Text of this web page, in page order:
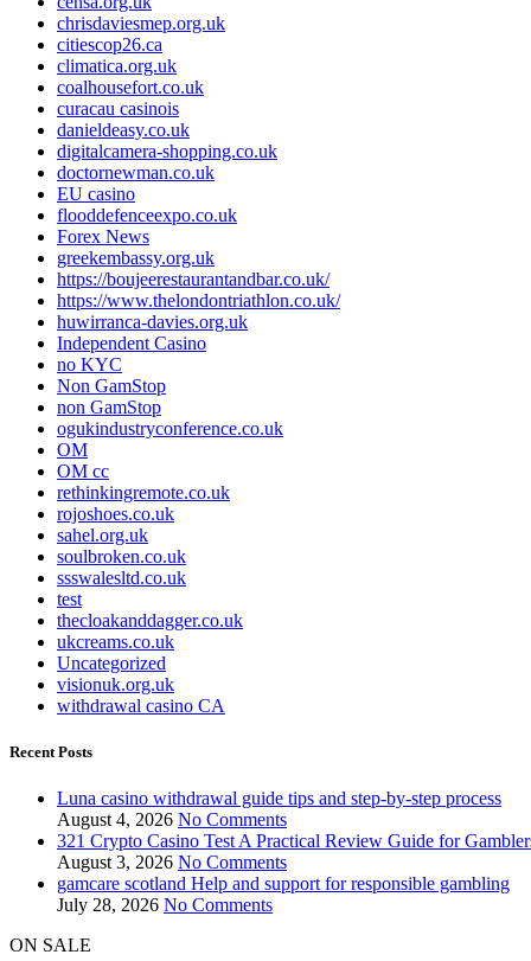
chrisdaviesmep.org.uk
citiescop26.ca
climatica.org.uk
coalhousefort.co.uk
curacau casinois
danieldeasy.co.uk
digitalcamera-shopping.co.uk
doctornewman.co.uk
EU casino
flooddefenceexpo.co.uk
Forex News
greekembassy.org.uk
https://boujeerestaurantandbar.co.uk/
https://www.thelondontriathlon.co.uk/
huwirranca-davies.org.uk
Independent Casino
no KYC
Non GamStop
non GamStop
ogukindustryconference.co.uk
OM
OM cc
rethinkingremote.co.uk
rojoshoes.co.uk
sahel.org.uk
soulbroken.co.uk
ssswalesltd.co.uk
test
thecloakanddagger.co.uk
ukcreams.co.uk
Uncategorized
visionuk.org.uk
withdrawal casino CA
Recent Posts
Luna casino withdrawal guide tips and step-by-step process
August 4, 2026 No Comments
321 Crypto Casino Test A Practical Review Guide for
August 3, 2026 No Comments
gamcare scotland Help and support for responsible gambling
July 28, 2026 No Comments
ON SALE